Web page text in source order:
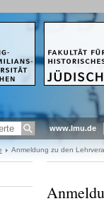
www.lmu.de
Anmeldung zu den